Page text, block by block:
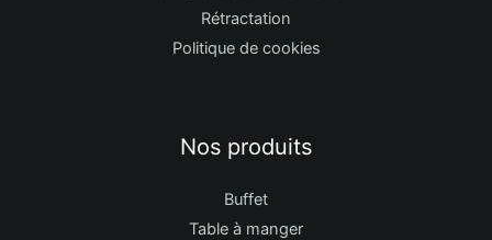
Rétractation
Politique de cookies
Nos produits
Buffet
Table à manger